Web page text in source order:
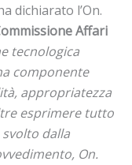
dichiarato l’On.
Affari
tecnologica
componente
appropriatezza
esprimere tutto
dalla
On.